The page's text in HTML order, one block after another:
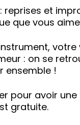
reprises et
que vous
votre
: on se
ensemble !
pour avoir
gratuite.